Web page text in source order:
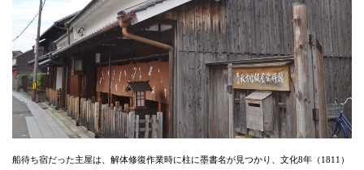
船待ち宿だった主屋は、解体修復作業時に柱に墨書名が見つかり、文化8年（1811）